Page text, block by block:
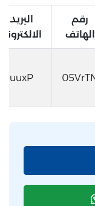
رقم
الهاتف
البريد
الالكتروني
uuxP